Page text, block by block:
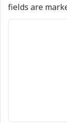
fields are